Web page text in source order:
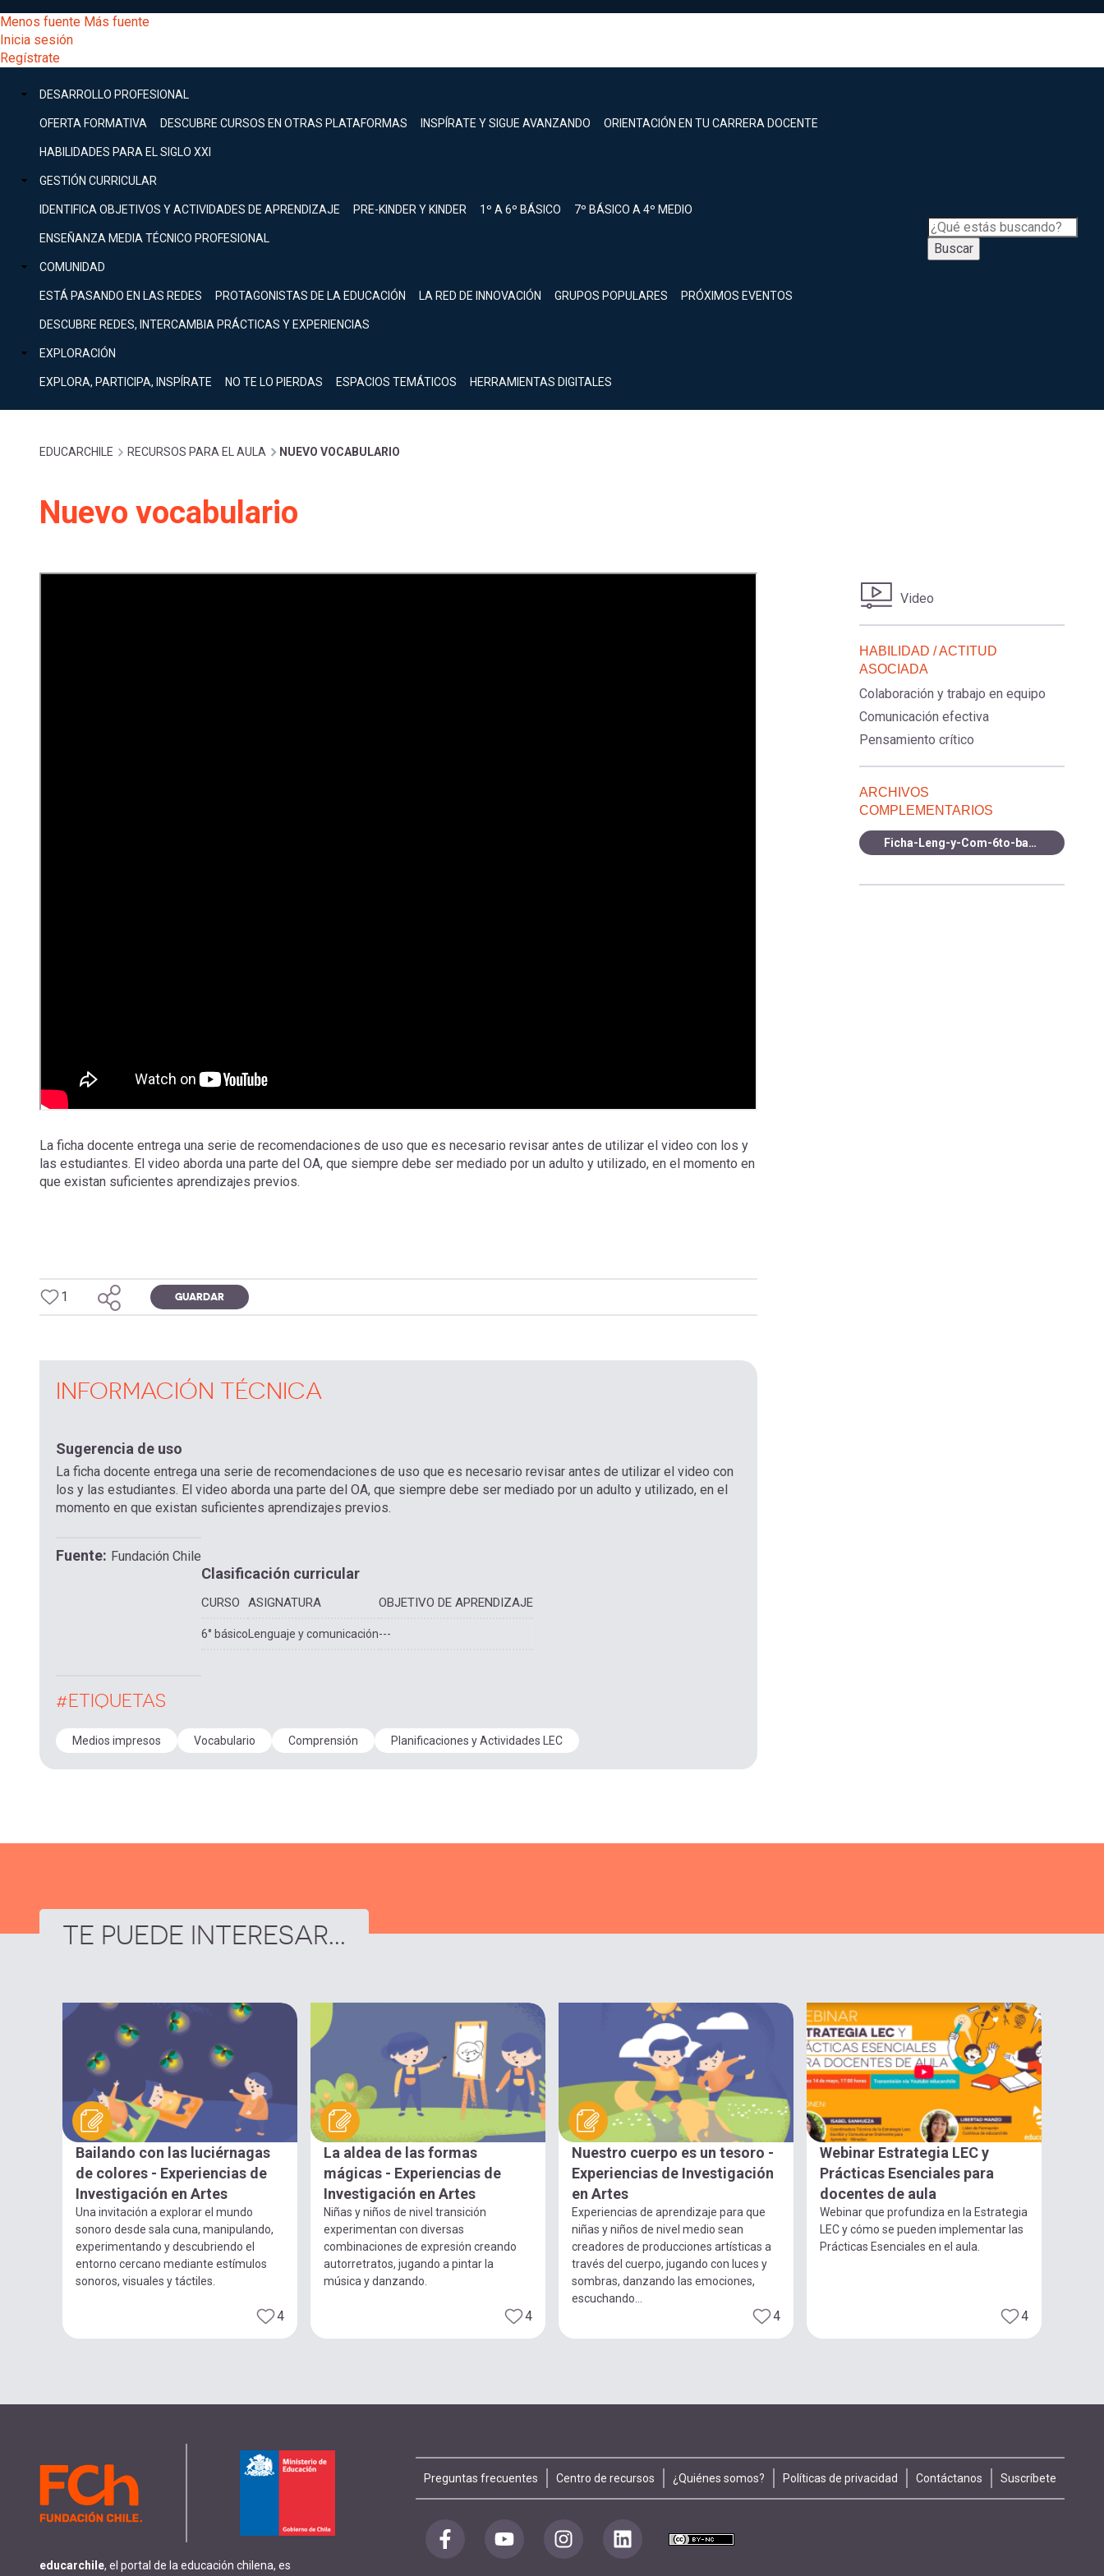
al
contenido
principal
[Educarchile
Escritorio]
Menú
entrar
mi
cuenta
Menos fuente Más fuente
Inicia sesión
Regístrate
Menú
principal
DESARROLLO PROFESIONAL
OFERTA FORMATIVA DESCUBRE CURSOS EN OTRAS PLATAFORMAS INSPÍRATE Y SIGUE AVANZANDO ORIENTACIÓN EN TU CARRERA DOCENTE
HABILIDADES PARA EL SIGLO XXI
GESTIÓN CURRICULAR
IDENTIFICA OBJETIVOS Y ACTIVIDADES DE APRENDIZAJE PRE-KINDER Y KINDER 1º A 6º BÁSICO 7º BÁSICO A 4º MEDIO
ENSEÑANZA MEDIA TÉCNICO PROFESIONAL
COMUNIDAD
ESTÁ PASANDO EN LAS REDES PROTAGONISTAS DE LA EDUCACIÓN LA RED DE INNOVACIÓN GRUPOS POPULARES PRÓXIMOS EVENTOS
DESCUBRE REDES, INTERCAMBIA PRÁCTICAS Y EXPERIENCIAS
EXPLORACIÓN
EXPLORA, PARTICIPA, INSPÍRATE NO TE LO PIERDAS ESPACIOS TEMÁTICOS HERRAMIENTAS DIGITALES
Buscar
Buscar
Menú
principal
DESARROLLO
Expand
GESTIÓN
Expand
COMUNIDAD
Expand
EXPLORACIÓN
[Educarchile
Mobile]
Menú
mi
Inicia
Sobrescribir
enlaces
de
EDUCARCHILE RECURSOS PARA EL AULA NUEVO VOCABULARIO
Nuevo vocabulario
La ficha docente entrega una serie de recomendaciones de uso que es necesario revisar antes de utilizar el video con los y
las estudiantes. El video aborda una parte del OA, que siempre debe ser mediado por un adulto y utilizado, en el momento en
que existan suficientes aprendizajes previos.
1 GUARDAR
INFORMACIÓN TÉCNICA
Sugerencia de uso
La ficha docente entrega una serie de recomendaciones de uso que es necesario revisar antes de utilizar el video con
los y las estudiantes. El video aborda una parte del OA, que siempre debe ser mediado por un adulto y utilizado, en el
momento en que existan suficientes aprendizajes previos.
Fuente Fundación Chile
Clasificación curricular
CURSO ASIGNATURA OBJETIVO DE APRENDIZAJE
6° básico Lenguaje y comunicación---
#ETIQUETAS
Medios impresos Vocabulario Comprensión Planificaciones y Actividades LEC
Video
HABILIDAD / ACTITUD
ASOCIADA
Colaboración y trabajo en equipo
Comunicación efectiva
Pensamiento crítico
ARCHIVOS
COMPLEMENTARIOS
Ficha-Leng-y-Com-6to-basico-NUEVO-VOCABULARIO-OA30.pdf
TE PUEDE INTERESAR...
Bailando con las luciérnagas
de colores - Experiencias de
Investigación en Artes
Una invitación a explorar el mundo
sonoro desde sala cuna, manipulando,
experimentando y descubriendo el
entorno cercano mediante estímulos
sonoros, visuales y táctiles.
4
La aldea de las formas
mágicas - Experiencias de
Investigación en Artes
Niñas y niños de nivel transición
experimentan con diversas
combinaciones de expresión creando
autorretratos, jugando a pintar la
música y danzando.
4
Nuestro cuerpo es un tesoro -
Experiencias de Investigación
en Artes
Experiencias de aprendizaje para que
niñas y niños de nivel medio sean
creadores de producciones artísticas a
través del cuerpo, jugando con luces y
sombras, danzando las emociones,
escuchando...
4
Webinar Estrategia LEC y
Prácticas Esenciales para
docentes de aula
Webinar que profundiza en la Estrategia
LEC y cómo se pueden implementar las
Prácticas Esenciales en el aula.
4
educarchile, el portal de la educación chilena, es
Footer
menu
Preguntas frecuentes Centro de recursos ¿Quiénes somos? Políticas de privacidad Contáctanos Suscríbete
Redes
Inicia sesión.